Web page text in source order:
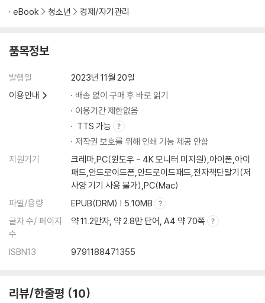
eBook 청소년 경제/자기관리
품목정보
발행일
2023년 11월 20일
이용안내
배송 없이 구매 후 바로 읽기
이용기간 제한없음
TTS 가능
저작권 보호를 위해 인쇄 기능 제공 안함
지원기기
크레마,PC(윈도우 - 4K 모니터 미지원),아이폰,아이
패드,안드로이드폰,안드로이드패드,전자책단말기(저
사양 기기 사용 불가),PC(Mac)
파일/용량
EPUB(DRM) | 5.10MB
글자 수/ 페이지
수
약 11.2만자, 약 2.8만 단어, A4 약 70쪽
ISBN13 9791188471355
리뷰/한줄평 10